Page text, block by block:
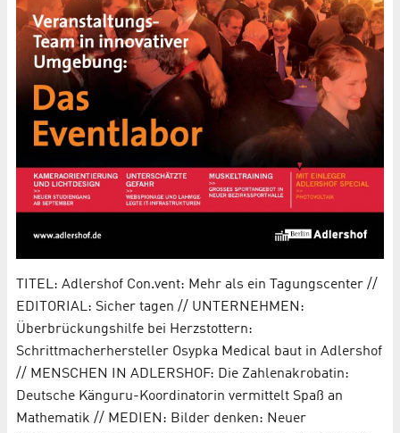
TITEL: Adlershof Con.vent: Mehr als ein Tagungscenter //
EDITORIAL: Sicher tagen // UNTERNEHMEN:
Überbrückungshilfe bei Herzstottern:
Schrittmacherhersteller Osypka Medical baut in Adlershof
// MENSCHEN IN ADLERSHOF: Die Zahlenakrobatin:
Deutsche Känguru-Koordinatorin vermittelt Spaß an
Mathematik // MEDIEN: Bilder denken: Neuer